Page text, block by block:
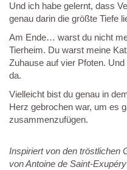
Und ich habe gelernt, dass
genau darin die größte Tiefe
Am Ende… warst du nicht
Tierheim. Du warst meine
Zuhause auf vier Pfoten.
da.
Vielleicht bist du genau in
Herz gebrochen war, um es
zusammenzufügen.
Inspiriert von den tröstlichen
von Antoine de Saint-